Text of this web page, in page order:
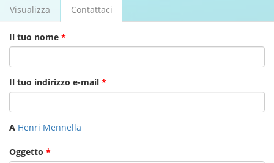
Schede primarie
Visualizza Contattaci
attiva)
Il tuo nome *
Il tuo indirizzo e-mail *
A Henri Mennella
Oggetto *